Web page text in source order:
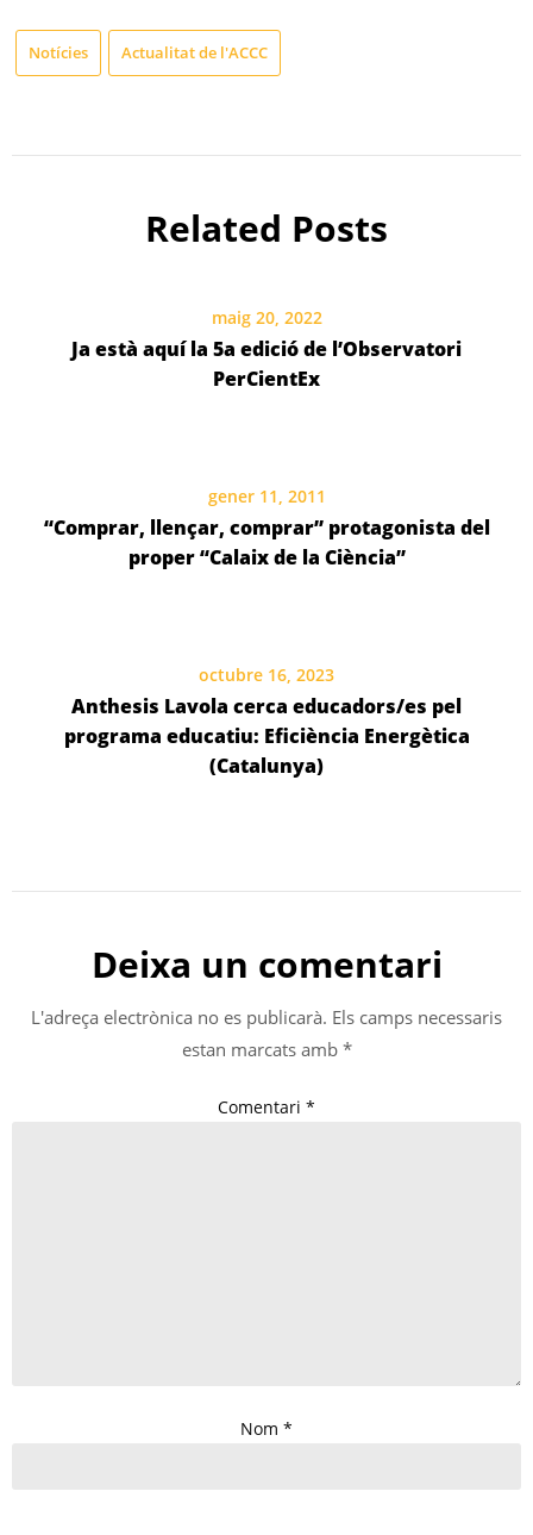
Notícies Actualitat de l'ACCC
Related Posts
maig 20, 2022
Ja està aquí la 5a edició de l’Observatori
PerCientEx
gener 11, 2011
“Comprar, llençar, comprar” protagonista del
proper “Calaix de la Ciència”
octubre 16, 2023
Anthesis Lavola cerca educadors/es pel
programa educatiu: Eficiència Energètica
(Catalunya)
Deixa un comentari
L'adreça electrònica no es publicarà. Els camps necessaris
estan marcats amb *
Comentari *
Nom *